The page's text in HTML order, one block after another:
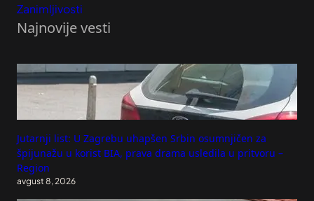
Zanimljivosti
Najnovije vesti
Jutarnji list: U Zagrebu uhapšen Srbin osumnjičen za
špijunažu u korist BIA, prava drama usledila u pritvoru –
Region
avgust 8, 2026